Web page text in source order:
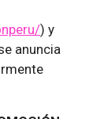
) y
anuncia